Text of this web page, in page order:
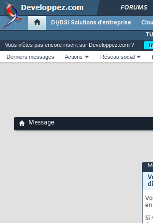
FORUMS
DI/DSI Solutions d'entreprise
Vous n'êtes pas encore inscrit sur Developpez.com ?
Derniers messages
Actions Réseau social
Message
Si